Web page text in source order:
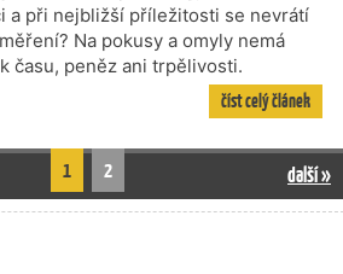
a při nejbližší příležitosti se nevrátí
Na pokusy a omyly nemá
času, peněz ani trpělivosti.
číst celý článek
1 2 další »